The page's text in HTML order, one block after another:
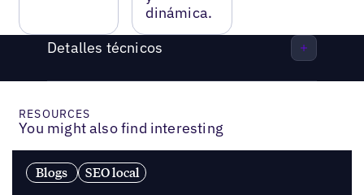
dinámica.
Detalles técnicos
RESOURCES
You might also find interesting
Blogs SEO local